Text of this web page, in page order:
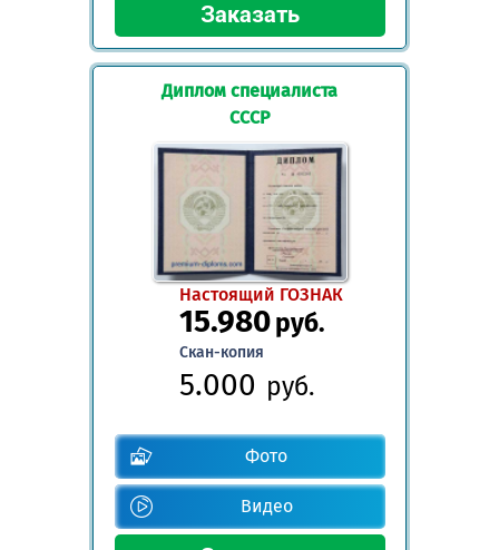
Диплом специалиста
СССР
Настоящий ГОЗНАК
15.980руб.
Скан-копия
5.000 руб.
Фото
Видео